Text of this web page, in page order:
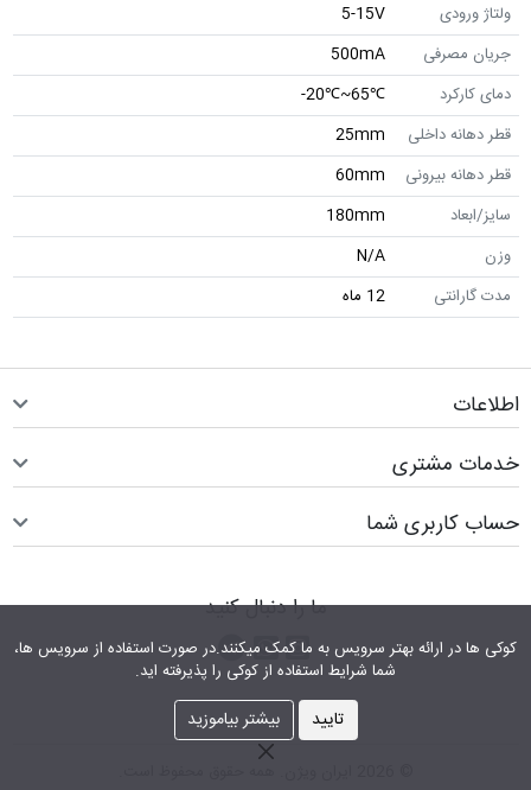
کوکی ها در ارائه بهتر سرویس‎ به ما کمک می‎کنند.در صورت استفاده از سرویس ها،
شما شرایط استفاده از کوکی را پذیرفته اید.
تایید بیشتر بیاموزید
ولتاژ ورودی
5-15V
جریان مصرفی
500mA
دمای کارکرد
℃65~℃20-
قطر دهانه داخلی
25mm
قطر دهانه بیرونی
60mm
سایز/ابعاد
180mm
وزن
N/A
مدت گارانتی
12 ماه
اطلاعات
خدمات مشتری
حساب کاربری شما
ما را دنبال کنید
اینستاگرام
پیام رسان واتس اپ
کانال تلگرام